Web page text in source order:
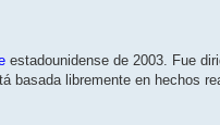
estadounidense de 2003. Fue
basada libremente en hechos